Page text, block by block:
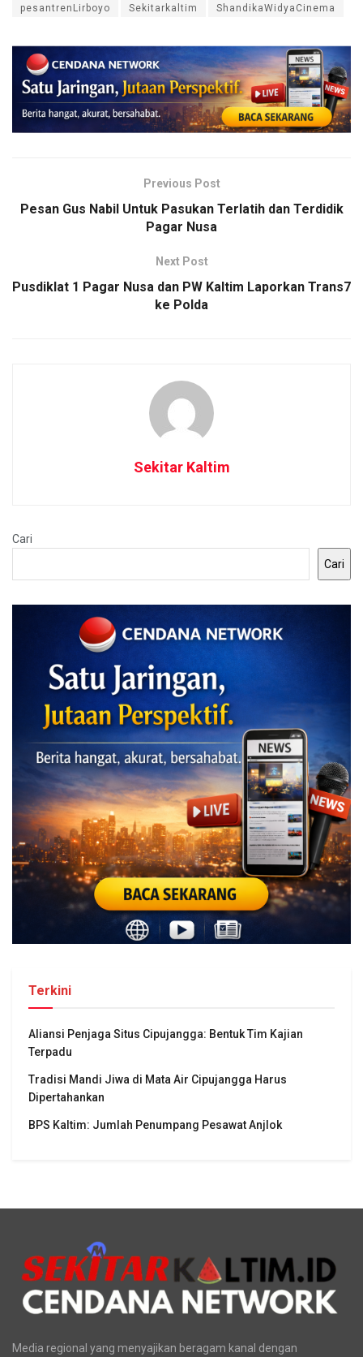
pesantrenLirboyo Sekitarkaltim ShandikaWidyaCinema
Previous Post
Pesan Gus Nabil Untuk Pasukan Terlatih dan Terdidik
Pagar Nusa
Next Post
Pusdiklat 1 Pagar Nusa dan PW Kaltim Laporkan Trans7
ke Polda
Sekitar Kaltim
Cari
Cari
Terkini
Aliansi Penjaga Situs Cipujangga: Bentuk Tim Kajian
Terpadu
Tradisi Mandi Jiwa di Mata Air Cipujangga Harus
Dipertahankan
BPS Kaltim: Jumlah Penumpang Pesawat Anjlok
Media regional yang menyajikan beragam kanal dengan